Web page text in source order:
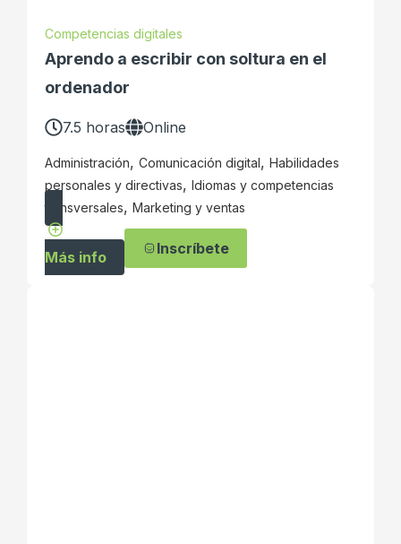
Competencias digitales
Aprendo a escribir con soltura en el
ordenador
7.5 horas Online
Administración, Comunicación digital, Habilidades
personales y directivas, Idiomas y competencias
transversales, Marketing y ventas
Más info Inscríbete